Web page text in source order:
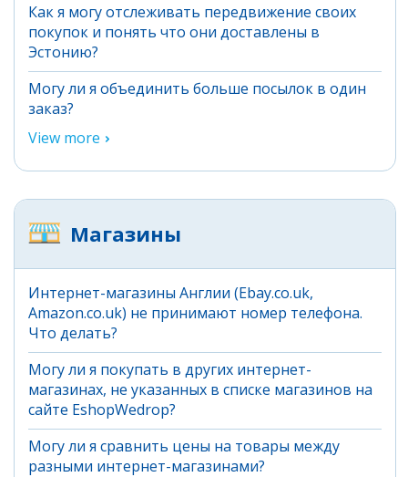
Как я могу отслеживать передвижение своих
покупок и понять что они доставлены в
Эстонию?
Могу ли я объединить больше посылок в один
заказ?
View more
Магазины
Интернет-магазины Англии (Ebay.co.uk,
Amazon.co.uk) не принимают номер телефона.
Что делать?
Могу ли я покупать в других интернет-
магазинах, не указанных в списке магазинов на
сайте EshopWedrop?
Могу ли я сравнить цены на товары между
разными интернет-магазинами?